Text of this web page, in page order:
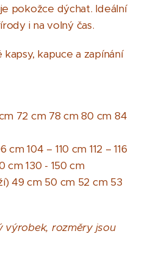
pokožce dýchat. Ideální
i na volný čas.
kapuce a zapínání
72 cm 78 cm 80 cm 84
104 – 110 cm 112 – 116
cm 130 - 150 cm
49 cm 50 cm 52 cm 53
výrobek, rozměry jsou